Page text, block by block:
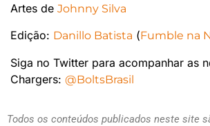
Artes de Johnny Silva
Edição: Danillo Batista (Fumble na
Siga no Twitter para acompanhar as
Chargers: @BoltsBrasil
Todos os conteúdos publicados neste site